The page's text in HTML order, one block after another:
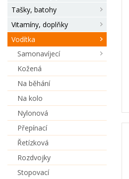
Tašky, batohy
Vitamíny, doplňky
Vodítka
Samonavíjecí
Kožená
Na běhání
Na kolo
Nylonová
Přepínací
Řetízková
Rozdvojky
Stopovací